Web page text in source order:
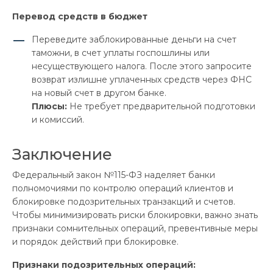
Перевод средств в бюджет
Переведите заблокированные деньги на счет
таможни, в счет уплаты госпошлины или
несуществующего налога. После этого запросите
возврат излишне уплаченных средств через ФНС
на новый счет в другом банке.
Плюсы: Не требует предварительной подготовки
и комиссий.
Заключение
Федеральный закон №115-ФЗ наделяет банки
полномочиями по контролю операций клиентов и
блокировке подозрительных транзакций и счетов.
Чтобы минимизировать риски блокировки, важно знать
признаки сомнительных операций, превентивные меры
и порядок действий при блокировке.
Признаки подозрительных операций: